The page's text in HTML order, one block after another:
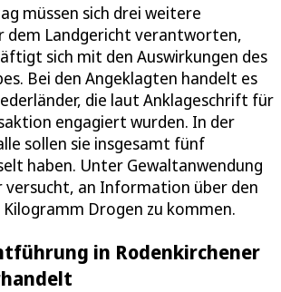
müssen sich drei weitere
dem Landgericht verantworten,
sich mit den Auswirkungen des
Bei den Angeklagten handelt es
die laut Anklageschrift für
engagiert wurden. In der
sollen sie insgesamt fünf
haben. Unter Gewaltanwendung
an Information über den
Drogen zu kommen.
in Rodenkirchener